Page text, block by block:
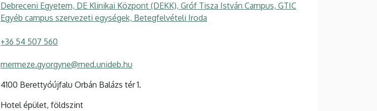
Debreceni Egyetem, DE Klinikai Központ (DEKK), Gróf Tisza István Campus, GTIC
Egyéb campus szervezeti egységek, Betegfelvételi Iroda
+36 54 507 560
mermeze.gyorgyne@med.unideb.hu
4100 Berettyóújfalu Orbán Balázs tér 1.
Hotel épület, földszint